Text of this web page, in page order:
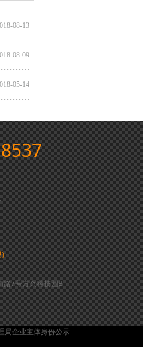
08-13
08-09
05-14
路7号方兴科技园B